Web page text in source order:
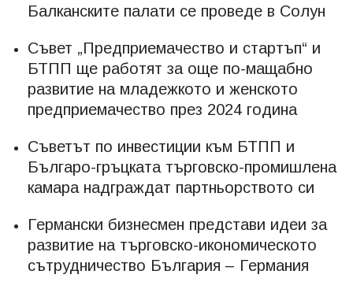
Балканските палати се проведе в Солун
Съвет „Предприемачество и стартъп“ и
БТПП ще работят за още по-мащабно
развитие на младежкото и женското
предприемачество през 2024 година
Съветът по инвестиции към БТПП и
Българо-гръцката търговско-промишлена
камара надграждат партньорството си
Германски бизнесмен представи идеи за
развитие на търговско-икономическото
сътрудничество България – Германия